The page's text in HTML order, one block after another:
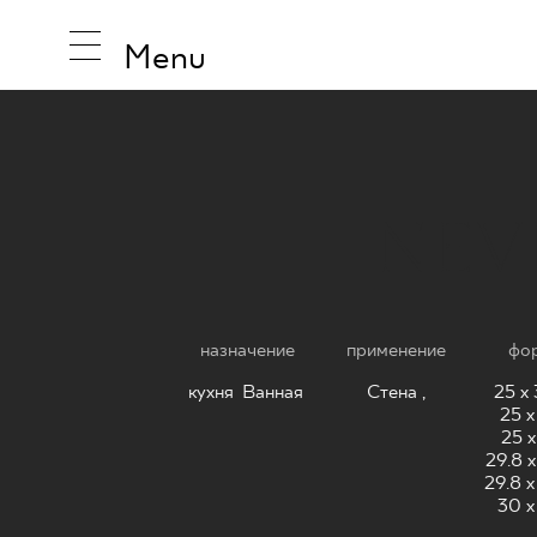
Menu
назначение
кухня Ванная
применение
Стена ,
25 x
25
25
29.8
29.8
30